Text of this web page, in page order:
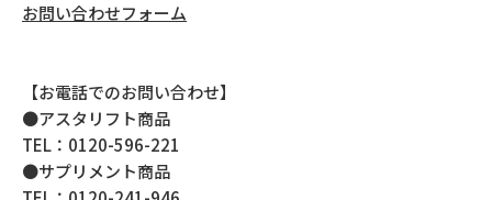
お問い合わせフォーム
【お電話でのお問い合わせ】
●アスタリフト商品
TEL：0120-596-221
●サプリメント商品